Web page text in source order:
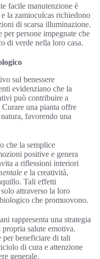
facile manutenzione è
la zamioculcas richiedono
di scarsa illuminazione.
per persone impegnate che
di verde nella loro casa.
sul benessere
evidenziano che la
può contribuire a
una pianta offre
favorendo una
che la semplice
positive e genera
a riflessioni interiori
e la creatività,
Tali effetti
attraverso la loro
che promuovono.
rappresenta una strategia
salute emotiva.
per beneficiare di tali
di cura e attenzione
generale.